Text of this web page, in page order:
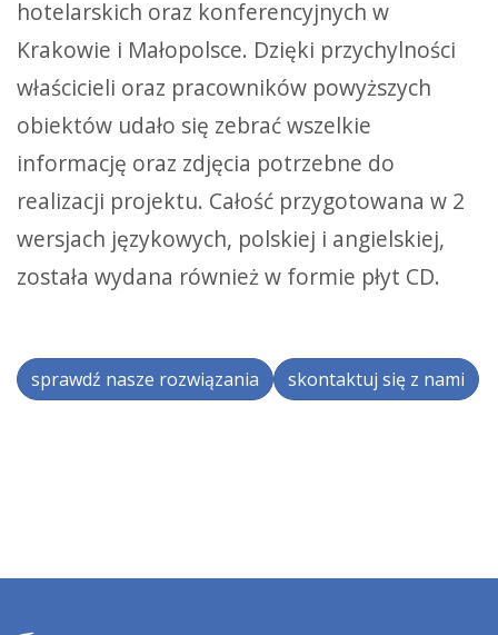
hotelarskich oraz konferencyjnych w
Krakowie i Małopolsce. Dzięki przychylności
właścicieli oraz pracowników powyższych
obiektów udało się zebrać wszelkie
informację oraz zdjęcia potrzebne do
realizacji projektu. Całość przygotowana w 2
wersjach językowych, polskiej i angielskiej,
została wydana również w formie płyt CD.
sprawdź nasze rozwiązania skontaktuj się z nami